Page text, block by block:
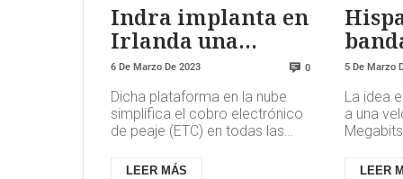
Indra implanta en
Irlanda una
plataforma en la
nube que facilita el
uso del peaje
6 De Marzo De 2023 0
Dicha plataforma en la nube
simplifica el cobro electrónico
de peaje (ETC) en todas las
facilita a los proveedores de...
LEER MÁS
la
en
5 De Marzo
La idea
a una
enLEER